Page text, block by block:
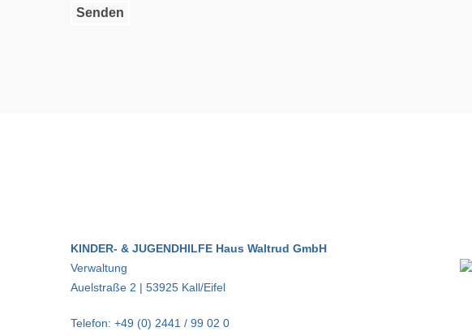
KINDER- & JUGENDHILFE Haus Waltrud GmbH
Verwaltung
Auelstraße 2 | 53925 Kall/Eifel
Telefon: +49 (0) 2441 / 99 02 0